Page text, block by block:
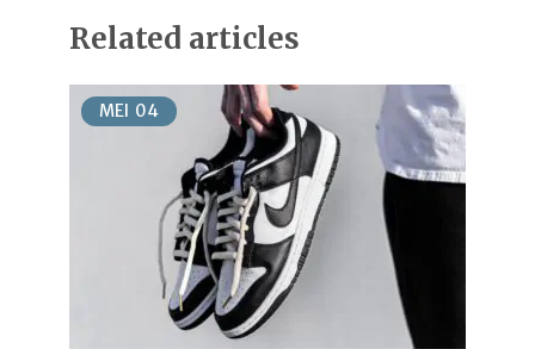
Related articles
MEI 04